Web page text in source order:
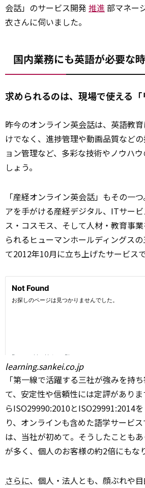
会話」のサービス開発 推進 部マネー
衣さんに伺いました。
国内業務にも英語が必要な
求められるのは、現場で使える「
昨今のオンライン英会話は、英語教
けでなく、進捗管理や動画品質など
ョン管理など、多彩な技術やノウハ
しょう。
「産経オンライン英会話」もその一
アを手がける産経デジタル、ITサー
ス・コスモス、そして人材・教育事業
られるヒューマンホールディングス
て2012年10月に立ち上げたサービスで
learning.sankei.co.jp
「第一線で活躍する三社が強みを持
て、安定性や信頼性には定評があり
らISO29990:2010とISO29991:2014を
り、オンラインも含めた語学サービス
は、当社が初めて。そうしたことも
が多く、個人のお客様の約2倍にもな
さらに、個人・法人とも、顔ぶれや